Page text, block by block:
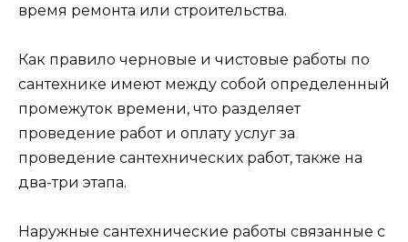
время ремонта или строительства.
Как правило черновые и чистовые работы по
сантехнике имеют между собой определенный
промежуток времени, что разделяет
проведение работ и оплату услуг за
проведение сантехнических работ, также на
два-три этапа.
Наружные сантехнические работы связанные с